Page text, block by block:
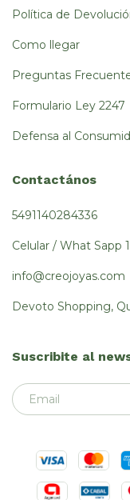
Política de
Como llegar
Preguntas
Formulario Ley 2247
Defensa al
Contactános
5491140284336
Celular / What Sapp
info@creojoyas.com
Devoto Shopping,
Suscribite al